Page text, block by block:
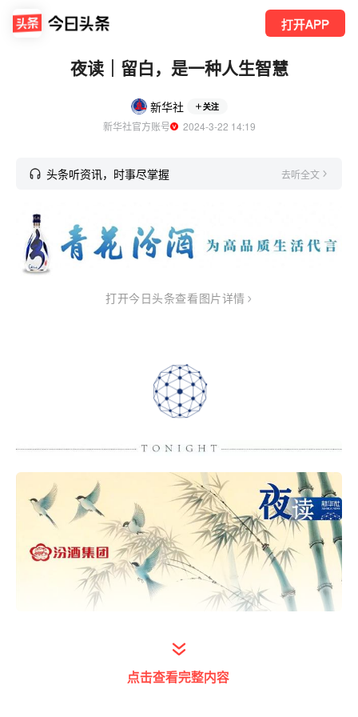
打开APP
夜读｜留白，是一种人生智慧
新华社 关注
新华社官方账号
  2024-3-22 14:19
头条听资讯，时事尽掌握 去听全文
打开今日头条查看图片详情
有些事情，用七八分的力度反而更好。
点击查看完整内容